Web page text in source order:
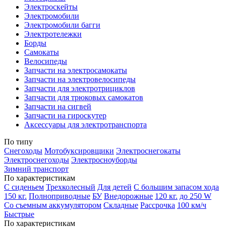
Электроскейты
Электромобили
Электромобили багги
Электротележки
Борды
Самокаты
Велосипеды
Запчасти на электросамокаты
Запчасти на электровелосипеды
Запчасти для электротрициклов
Запчасти для трюковых самокатов
Запчасти на сигвей
Запчасти на гироскутер
Аксессуары для электротранспорта
По типу
Снегоходы Мотобуксировщики Электроснегокаты
Электроснегоходы Электросноуборды
Зимний транспорт
По характеристикам
С сиденьем Трехколесный Для детей С большим запасом хода
150 кг. Полноприводные БУ Внедорожные 120 кг. до 250 W
Со съемным аккумулятором Складные Рассрочка 100 км/ч
Быстрые
По характеристикам